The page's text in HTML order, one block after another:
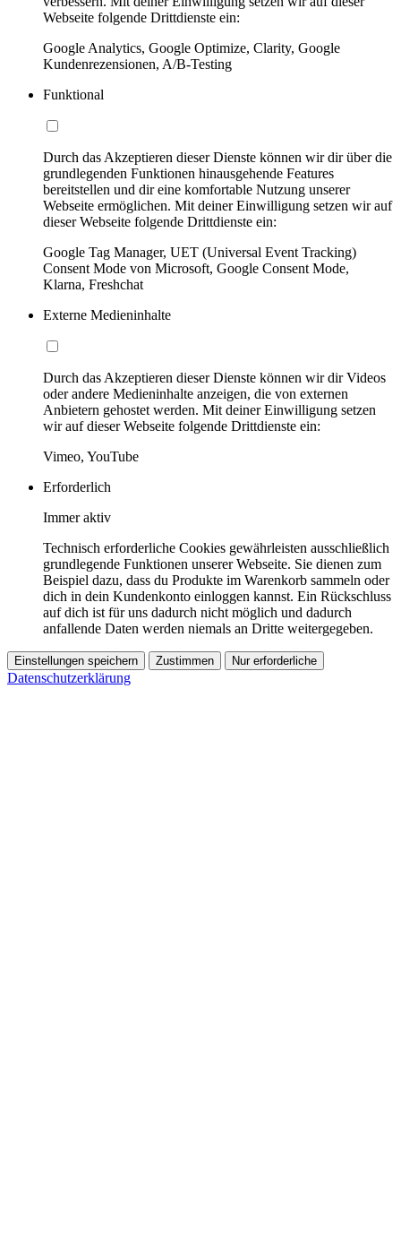
Webseite folgende Drittdienste ein:
Google Analytics, Google Optimize, Clarity, Google
Kundenrezensionen, A/B-Testing
Funktional
Durch das Akzeptieren dieser Dienste können wir dir über die
grundlegenden Funktionen hinausgehende Features
bereitstellen und dir eine komfortable Nutzung unserer
Webseite ermöglichen. Mit deiner Einwilligung setzen wir auf
dieser Webseite folgende Drittdienste ein:
Google Tag Manager, UET (Universal Event Tracking)
Consent Mode von Microsoft, Google Consent Mode,
Klarna, Freshchat
Externe Medieninhalte
Durch das Akzeptieren dieser Dienste können wir dir Videos
oder andere Medieninhalte anzeigen, die von externen
Anbietern gehostet werden. Mit deiner Einwilligung setzen
wir auf dieser Webseite folgende Drittdienste ein:
Vimeo, YouTube
Erforderlich
Immer aktiv
Technisch erforderliche Cookies gewährleisten ausschließlich
grundlegende Funktionen unserer Webseite. Sie dienen zum
Beispiel dazu, dass du Produkte im Warenkorb sammeln oder
dich in dein Kundenkonto einloggen kannst. Ein Rückschluss
auf dich ist für uns dadurch nicht möglich und dadurch
anfallende Daten werden niemals an Dritte weitergegeben.
Einstellungen speichern Zustimmen Nur erforderliche
Datenschutzerklärung